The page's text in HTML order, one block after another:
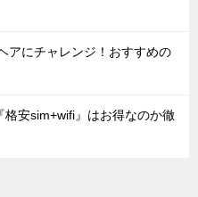
アにチャレンジ！おすすめの
安sim+wifi』はお得なのか徹